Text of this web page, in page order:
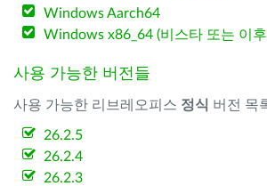
Windows Aarch64
Windows x86_64 (비스타 또는 이
사용 가능한 버전들
사용 가능한 리브레오피스 정식 버전 목
26.2.5
26.2.4
26.2.3